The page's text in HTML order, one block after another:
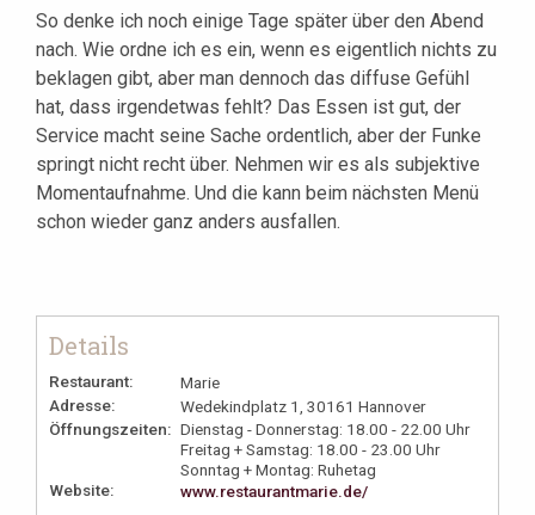
So denke ich noch einige Tage später über den Abend
nach. Wie ordne ich es ein, wenn es eigentlich nichts zu
beklagen gibt, aber man dennoch das diffuse Gefühl
hat, dass irgendetwas fehlt? Das Essen ist gut, der
Service macht seine Sache ordentlich, aber der Funke
springt nicht recht über. Nehmen wir es als subjektive
Momentaufnahme. Und die kann beim nächsten Menü
schon wieder ganz anders ausfallen.
Details
Restaurant:
Marie
Adresse:
Wedekindplatz 1, 30161 Hannover
Öffnungszeiten: Dienstag - Donnerstag: 18.00 - 22.00 Uhr
Freitag + Samstag: 18.00 - 23.00 Uhr
Sonntag + Montag: Ruhetag
Website:
www.restaurantmarie.de/